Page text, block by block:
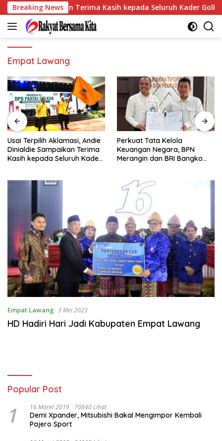
Langsung
ke
konten
Breaking News
Sampaikan Terima Kasih kepada Seluruh Kader Golkar
Empat Lawang
Perkuat Tata Kelola
Keuangan Negara, BPN
Merangin dan BRI Bangko
Pegadaian Kanwil III
Sumbagsel Perkuat
Implementasi ProKlim
Empat Lawang 3 Mei 2023
HD Hadiri Hari Jadi Kabupaten Empat Lawang
Popular Post
1 16 Maret 2019 70840 Lihat
Demi Xpander, Mitsubishi Bakal Mengimpor Kembali
Pajero Sport